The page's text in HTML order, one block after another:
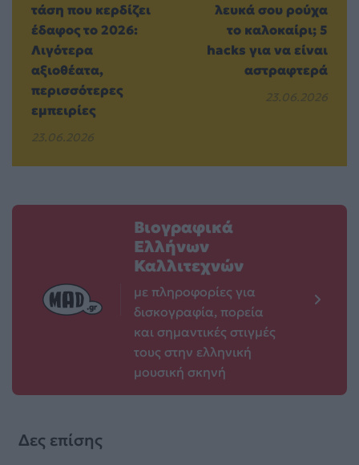
τάση που κερδίζει
έδαφος το 2026:
Λιγότερα
αξιοθέατα,
περισσότερες
εμπειρίες
23.06.2026
λευκά σου ρούχα
το καλοκαίρι; 5
hacks για να είναι
αστραφτερά
23.06.2026
Βιογραφικά
Ελλήνων
Καλλιτεχνών
με πληροφορίες για
δισκογραφία, πορεία
και σημαντικές στιγμές
τους στην ελληνική
μουσική σκηνή
Δες επίσης